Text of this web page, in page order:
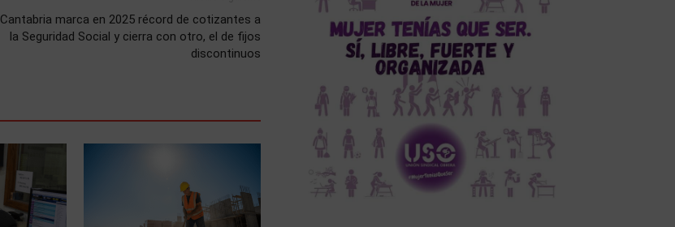
Cantabria marca en 2025 récord de cotizantes a
la Seguridad Social y cierra con otro, el de fijos
discontinuos